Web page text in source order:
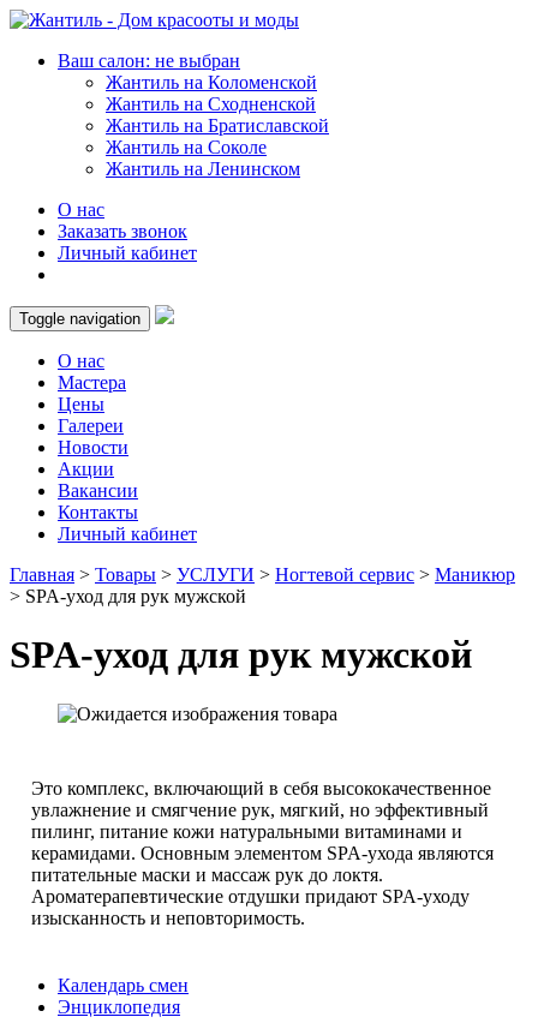
Ваш салон: не выбран
Жантиль на Коломенской
Жантиль на Сходненской
Жантиль на Братиславской
Жантиль на Соколе
Жантиль на Ленинском
О нас
Заказать звонок
Личный кабинет
Toggle navigation
О нас
Мастера
Цены
Галереи
Новости
Акции
Вакансии
Контакты
Личный кабинет
Главная > Товары > УСЛУГИ > Ногтевой сервис > Маникюр
> SPA-уход для рук мужской
SPA-уход для рук мужской
Это комплекс, включающий в себя высококачественное
увлажнение и смягчение рук, мягкий, но эффективный
пилинг, питание кожи натуральными витаминами и
керамидами. Основным элементом SPA-ухода являются
питательные маски и массаж рук до локтя.
Ароматерапевтические отдушки придают SPA-уходу
изысканность и неповторимость.
Календарь смен
Энциклопедия